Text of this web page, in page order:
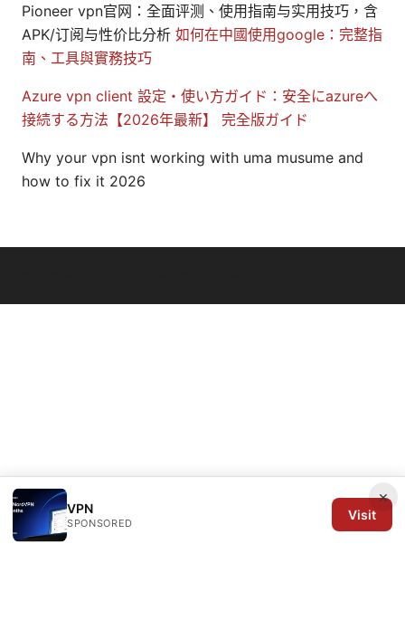
Pioneer vpn官网：全面评测、使用指南与实用技巧，含
APK/订阅与性价比分析 如何在中國使用google：完整指
南、工具與實務技巧
Azure vpn client 設定・使い方ガイド：安全にazureへ
接続する方法【2026年最新】 完全版ガイド
Why your vpn isnt working with uma musume and
how to fix it 2026
×
VPN
SPONSORED
Visit